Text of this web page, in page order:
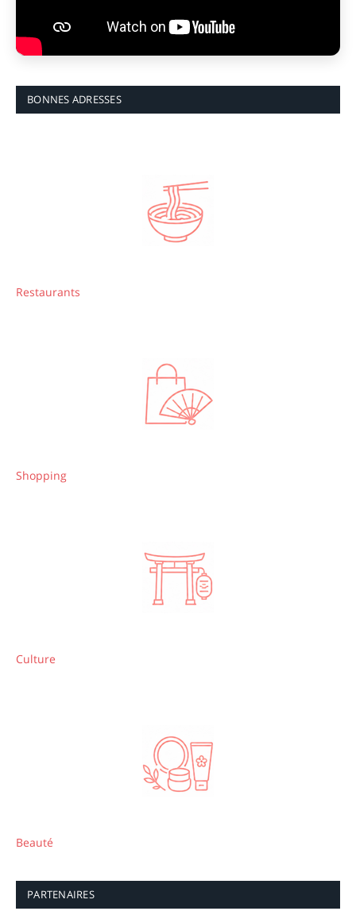
BONNES ADRESSES
Restaurants
Shopping
Culture
Beauté
PARTENAIRES